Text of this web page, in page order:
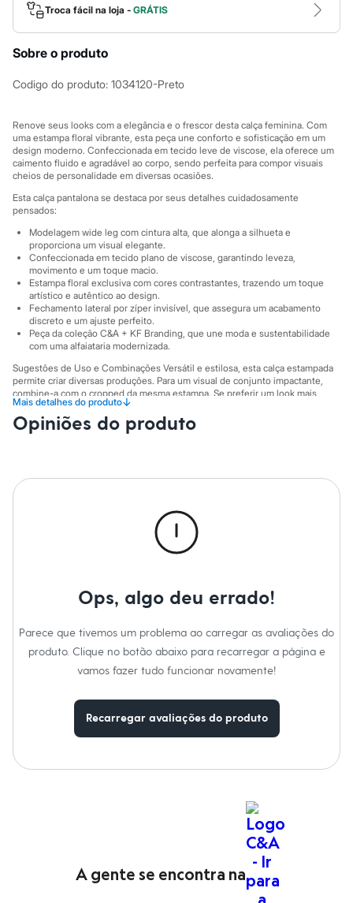
Óculos
Relógios
Calçados
Botas
Rasteirinhas
Tênis
Marcas
City
Clock House
Mindset
Sawary
Yessica
Moda esportiva
Acessórios
Blusas
Calçados
Leggings
Shorts e Bermudas
Tops
Moda íntima
Calcinhas
Meias
Pijamas
Sutiãs e Tops
Moda praia
Biquínis
Plus size
Blusas e Camisetas
Dia dos Pais
Inverno
Novidades
Camisetas e Regatas
Casacos e Jaquetas
Jeans
Polos
Troca fácil na loja - GRÁTIS
Sobre o produto
Codigo do produto: 1034120-Preto
Renove seus looks com a elegância e o frescor desta calça feminina. Com
uma estampa floral vibrante, esta peça une conforto e sofisticação em um
design moderno. Confeccionada em tecido leve de viscose, ela oferece um
caimento fluido e agradável ao corpo, sendo perfeita para compor visuais
cheios de personalidade em diversas ocasiões.
Esta calça pantalona se destaca por seus detalhes cuidadosamente
pensados:
Modelagem wide leg com cintura alta, que alonga a silhueta e
proporciona um visual elegante.
Confeccionada em tecido plano de viscose, garantindo leveza,
movimento e um toque macio.
Estampa floral exclusiva com cores contrastantes, trazendo um toque
artístico e autêntico ao design.
Fechamento lateral por zíper invisível, que assegura um acabamento
discreto e um ajuste perfeito.
Peça da coleção C&A + KF Branding, que une moda e sustentabilidade
com uma alfaiataria modernizada.
Sugestões de Uso e Combinações Versátil e estilosa, esta calça estampada
permite criar diversas produções. Para um visual de conjunto impactante,
combine-a com o cropped da mesma estampa. Se preferir um look mais
casual, aposte em blusas básicas em tons neutros, como branco ou preto.
Para ocasiões especiais, uma camisa de seda ou um blazer criam um
contraste sofisticado. Nos pés, sandálias rasteiras ou flatforms são ideais
Mais detalhes do produto↓
KF BRANDING
Opiniões do produto
Ops, algo deu errado!
Parece que tivemos um problema ao carregar as avaliações do
produto. Clique no botão abaixo para recarregar a página e
vamos fazer tudo funcionar novamente!
Recarregar avaliações do produto
A gente se encontra na